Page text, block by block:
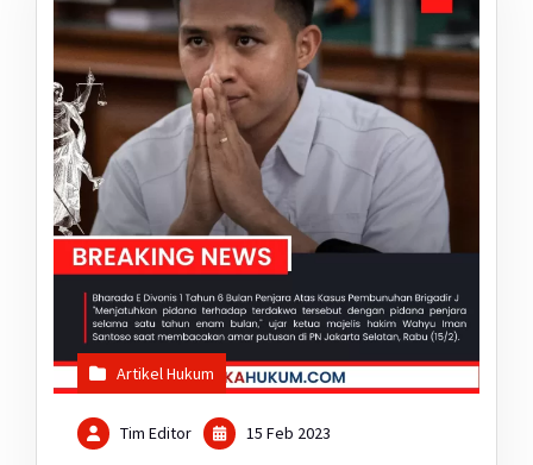
Artikel Hukum
Tim Editor 15 Feb 2023